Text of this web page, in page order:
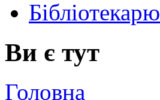
Бібліотекарю
Ви є тут
Головна